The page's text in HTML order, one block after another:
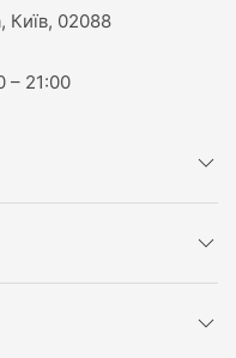
Київ, 02088
21:00